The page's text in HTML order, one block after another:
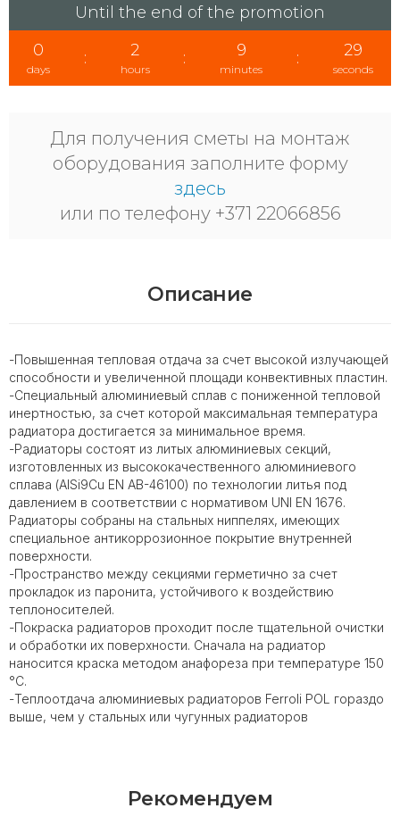
Until the end of the promotion
0
days
: 2
hours
: 9
minutes
: 29
seconds
Для получения сметы на монтаж
оборудования заполните форму
здесь
или по телефону +371 22066856
Описание
-Повышенная тепловая отдача за счет высокой излучающей
способности и увеличенной площади конвективных пластин.
-Специальный алюминиевый сплав с пониженной тепловой
инертностью, за счет которой максимальная температура
радиатора достигается за минимальное время.
-Радиаторы состоят из литых алюминиевых секций,
изготовленных из высококачественного алюминиевого
сплава (AlSi9Cu EN AB-46100) по технологии литья под
давлением в соответствии с нормативом UNI EN 1676.
Радиаторы собраны на стальных ниппелях, имеющих
специальное антикоррозионное покрытие внутренней
поверхности.
-Пространство между секциями герметично за счет
прокладок из паронита, устойчивого к воздействию
теплоносителей.
-Покраска радиаторов проходит после тщательной очистки
и обработки их поверхности. Сначала на радиатор
наносится краска методом анафореза при температуре 150
°С.
-Теплоотдача алюминиевых радиаторов Ferroli POL гораздо
выше, чем у стальных или чугунных радиаторов
Рекомендуем